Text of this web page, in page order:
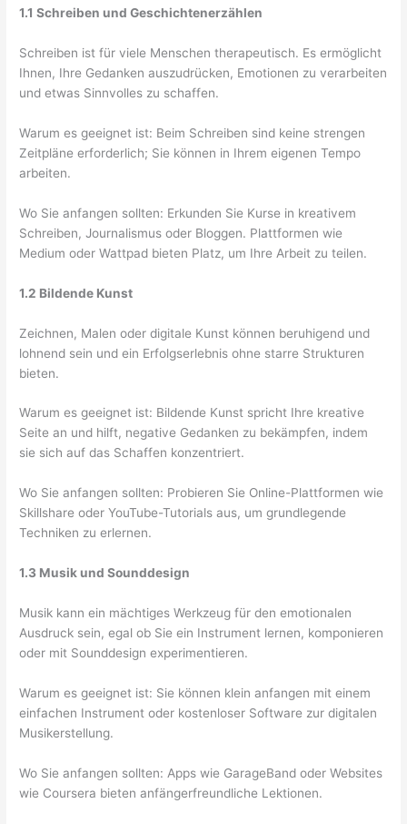
1.1 Schreiben und Geschichtenerzählen
Schreiben ist für viele Menschen therapeutisch. Es ermöglicht
Ihnen, Ihre Gedanken auszudrücken, Emotionen zu verarbeiten
und etwas Sinnvolles zu schaffen.
Warum es geeignet ist: Beim Schreiben sind keine strengen
Zeitpläne erforderlich; Sie können in Ihrem eigenen Tempo
arbeiten.
Wo Sie anfangen sollten: Erkunden Sie Kurse in kreativem
Schreiben, Journalismus oder Bloggen. Plattformen wie
Medium oder Wattpad bieten Platz, um Ihre Arbeit zu teilen.
1.2 Bildende Kunst
Zeichnen, Malen oder digitale Kunst können beruhigend und
lohnend sein und ein Erfolgserlebnis ohne starre Strukturen
bieten.
Warum es geeignet ist: Bildende Kunst spricht Ihre kreative
Seite an und hilft, negative Gedanken zu bekämpfen, indem
sie sich auf das Schaffen konzentriert.
Wo Sie anfangen sollten: Probieren Sie Online-Plattformen wie
Skillshare oder YouTube-Tutorials aus, um grundlegende
Techniken zu erlernen.
1.3 Musik und Sounddesign
Musik kann ein mächtiges Werkzeug für den emotionalen
Ausdruck sein, egal ob Sie ein Instrument lernen, komponieren
oder mit Sounddesign experimentieren.
Warum es geeignet ist: Sie können klein anfangen mit einem
einfachen Instrument oder kostenloser Software zur digitalen
Musikerstellung.
Wo Sie anfangen sollten: Apps wie GarageBand oder Websites
wie Coursera bieten anfängerfreundliche Lektionen.